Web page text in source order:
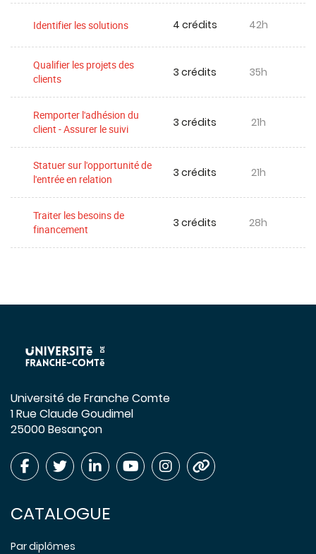
Identifier les solutions 4 crédits 42h
Qualifier les projets des
clients
3 crédits 35h
Remporter l'adhésion du
client - Assurer le suivi
3 crédits 21h
Statuer sur l'opportunité de
l'entrée en relation
3 crédits 21h
Traiter les besoins de
financement
3 crédits 28h
Université de Franche Comte
1 Rue Claude Goudimel
25000 Besançon
CATALOGUE
Par diplômes